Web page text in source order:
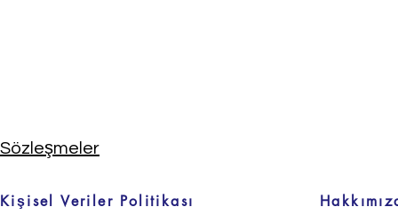
Sözleşmeler
Kişisel Veriler Politikası